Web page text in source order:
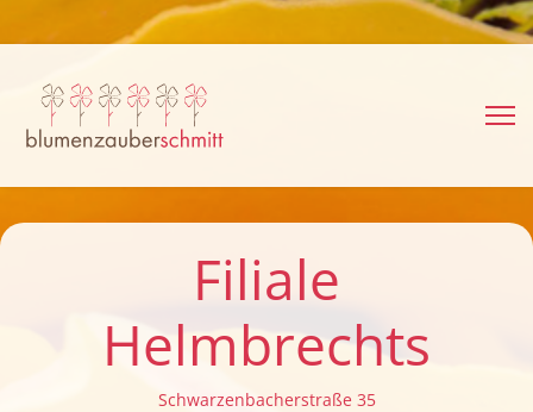
Filiale
Helmbrechts
Schwarzenbacherstraße 35